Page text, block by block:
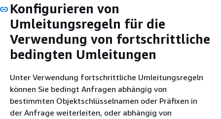
Konfigurieren von
Umleitungsregeln für die
Verwendung von fortschrittliche
bedingten Umleitungen
Unter Verwendung fortschrittliche Umleitungsregeln
können Sie bedingt Anfragen abhängig von
bestimmten Objektschlüsselnamen oder Präfixen in
der Anfrage weiterleiten, oder abhängig von